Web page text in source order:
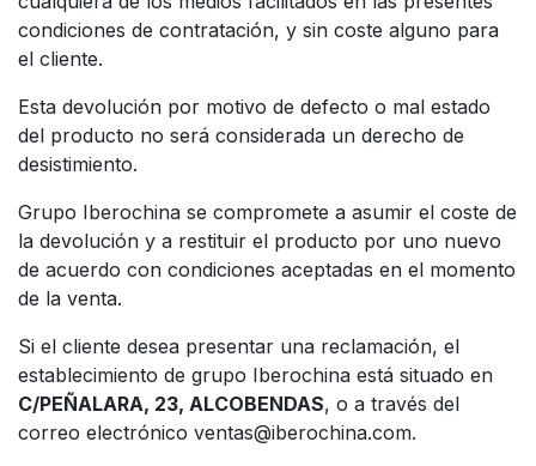
condiciones de contratación, y sin coste alguno para
el cliente.
Esta devolución por motivo de defecto o mal estado
del producto no será considerada un derecho de
desistimiento.
Grupo Iberochina se compromete a asumir el coste de
la devolución y a restituir el producto por uno nuevo
de acuerdo con condiciones aceptadas en el momento
de la venta.
Si el cliente desea presentar una reclamación, el
establecimiento de grupo Iberochina está situado en
C/PEÑALARA, 23, ALCOBENDAS, o a través del
correo electrónico ventas@iberochina.com.